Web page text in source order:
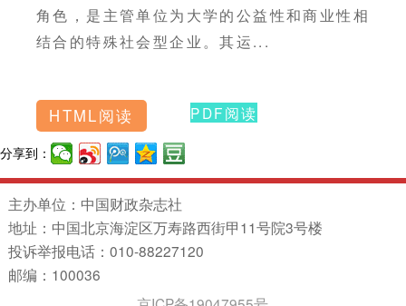
角色，是主管单位为大学的公益性和商业性相
结合的特殊社会型企业。其运...
HTML阅读 PDF阅读
分享到：
主办单位：中国财政杂志社
地址：中国北京海淀区万寿路西街甲11号院3号楼
投诉举报电话：010-88227120
邮编：100036